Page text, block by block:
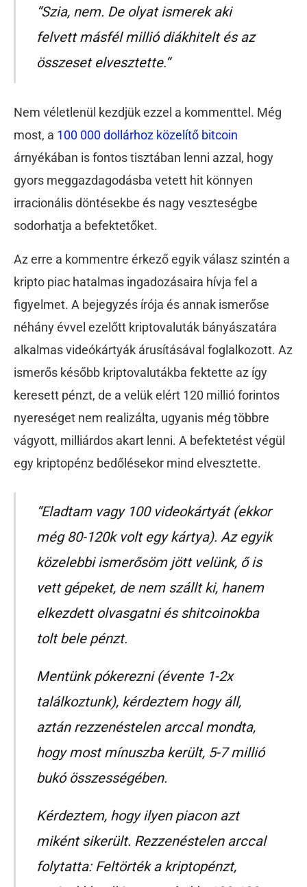
“Szia, nem. De olyat ismerek aki
felvett másfél millió diákhitelt és az
összeset elvesztette.“
Nem véletlenül kezdjük ezzel a kommenttel. Még
most, a 100 000 dollárhoz közelítő bitcoin
árnyékában is fontos tisztában lenni azzal, hogy
gyors meggazdagodásba vetett hit könnyen
irracionális döntésekbe és nagy veszteségbe
sodorhatja a befektetőket.
Az erre a kommentre érkező egyik válasz szintén a
kripto piac hatalmas ingadozásaira hívja fel a
figyelmet. A bejegyzés írója és annak ismerőse
néhány évvel ezelőtt kriptovaluták bányászatára
alkalmas videókártyák árusításával foglalkozott. Az
ismerős később kriptovalutákba fektette az így
keresett pénzt, de a velük elért 120 millió forintos
nyereséget nem realizálta, ugyanis még többre
vágyott, milliárdos akart lenni. A befektetést végül
egy kriptopénz bedőlésekor mind elvesztette.
“Eladtam vagy 100 videokártyát (ekkor
még 80-120k volt egy kártya). Az egyik
közelebbi ismerősöm jött velünk, ő is
vett gépeket, de nem szállt ki, hanem
elkezdett olvasgatni és shitcoinokba
tolt bele pénzt.
Mentünk pókerezni (évente 1-2x
találkoztunk), kérdeztem hogy áll,
aztán rezzenéstelen arccal mondta,
hogy most mínuszba került, 5-7 millió
bukó összességében.
Kérdeztem, hogy ilyen piacon azt
miként sikerült. Rezzenéstelen arccal
folytatta: Feltörték a kriptopénzt,